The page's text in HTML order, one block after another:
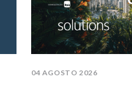
04 AGOSTO 2026